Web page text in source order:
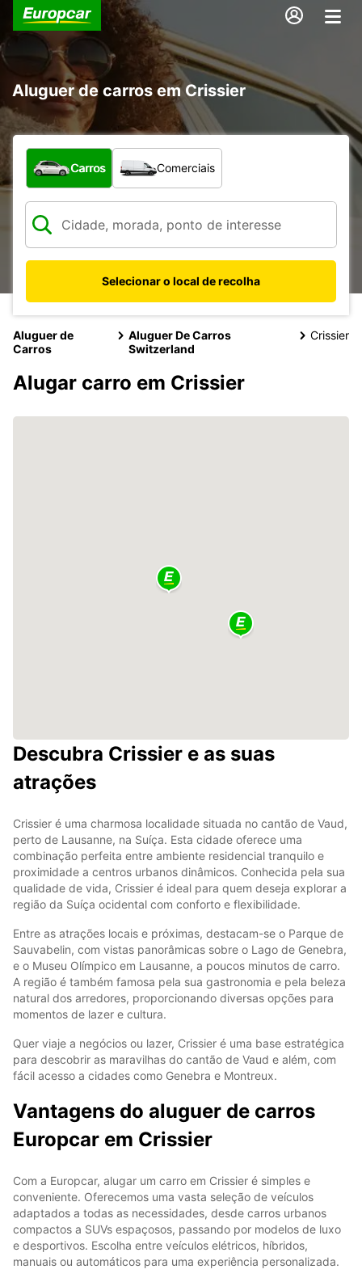
Aluguer de carros em Crissier
Que tipo de veículo pretende?
Carros Comerciais
Selecionar o local de recolha
Aluguer de
Carros
Aluguer De Carros
Switzerland
Crissier
Alugar carro em Crissier
Descubra Crissier e as suas
atrações
Crissier é uma charmosa localidade situada no cantão de Vaud,
perto de Lausanne, na Suíça. Esta cidade oferece uma
combinação perfeita entre ambiente residencial tranquilo e
proximidade a centros urbanos dinâmicos. Conhecida pela sua
qualidade de vida, Crissier é ideal para quem deseja explorar a
região da Suíça ocidental com conforto e flexibilidade.
Entre as atrações locais e próximas, destacam-se o Parque de
Sauvabelin, com vistas panorâmicas sobre o Lago de Genebra,
e o Museu Olímpico em Lausanne, a poucos minutos de carro.
A região é também famosa pela sua gastronomia e pela beleza
natural dos arredores, proporcionando diversas opções para
momentos de lazer e cultura.
Quer viaje a negócios ou lazer, Crissier é uma base estratégica
para descobrir as maravilhas do cantão de Vaud e além, com
fácil acesso a cidades como Genebra e Montreux.
Vantagens do aluguer de carros
Europcar em Crissier
Com a Europcar, alugar um carro em Crissier é simples e
conveniente. Oferecemos uma vasta seleção de veículos
adaptados a todas as necessidades, desde carros urbanos
compactos a SUVs espaçosos, passando por modelos de luxo
e desportivos. Escolha entre veículos elétricos, híbridos,
manuais ou automáticos para uma experiência personalizada.